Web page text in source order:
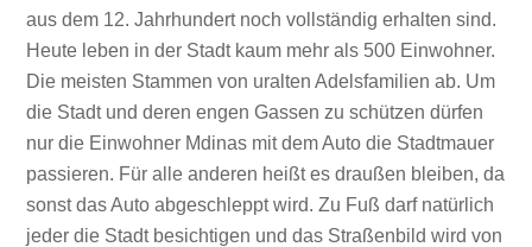
aus dem 12. Jahrhundert noch vollständig erhalten sind.
Heute leben in der Stadt kaum mehr als 500 Einwohner.
Die meisten Stammen von uralten Adelsfamilien ab. Um
die Stadt und deren engen Gassen zu schützen dürfen
nur die Einwohner Mdinas mit dem Auto die Stadtmauer
passieren. Für alle anderen heißt es draußen bleiben, da
sonst das Auto abgeschleppt wird. Zu Fuß darf natürlich
jeder die Stadt besichtigen und das Straßenbild wird von